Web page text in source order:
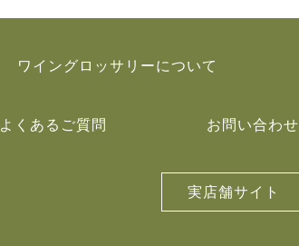
ワイングロッサリーについて
よくあるご質問 お問い合わせ
実店舗サイト